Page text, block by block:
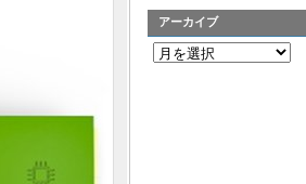
アーカイブ